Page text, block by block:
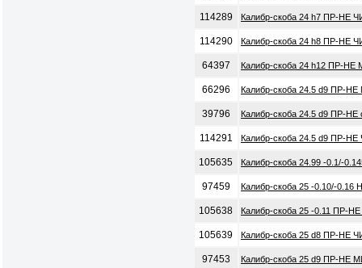
114289 Калибр-скоба 24 h7 ПР-НЕ
114290 Калибр-скоба 24 h8 ПР-НЕ
64397 Калибр-скоба 24 h12 ПР-НЕ
66296 Калибр-скоба 24.5 d9 ПР-
39796 Калибр-скоба 24.5 d9 ПР-НЕ
114291 Калибр-скоба 24.5 d9 ПР-НЕ
105635 Калибр-скоба 24.99 -0.1/-
97459 Калибр-скоба 25 -0.10/-0.16
105638 Калибр-скоба 25 -0.11 ПР-
105639 Калибр-скоба 25 d8 ПР-НЕ
97453 Калибр-скоба 25 d9 ПР-НЕ